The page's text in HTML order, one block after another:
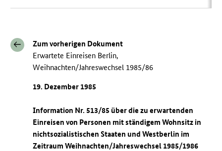
Zum vorherigen Dokument
Erwartete Einreisen Berlin,
Weihnachten/Jahreswechsel 1985/86
19. Dezember 1985
Information Nr. 513/85 über die zu erwartenden
Einreisen von Personen mit ständigem Wohnsitz in
nichtsozialistischen Staaten und Westberlin im
Zeitraum Weihnachten/Jahreswechsel 1985/1986